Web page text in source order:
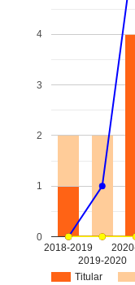
Titular
2018-2019
2019-2020
0
1
2
3
4